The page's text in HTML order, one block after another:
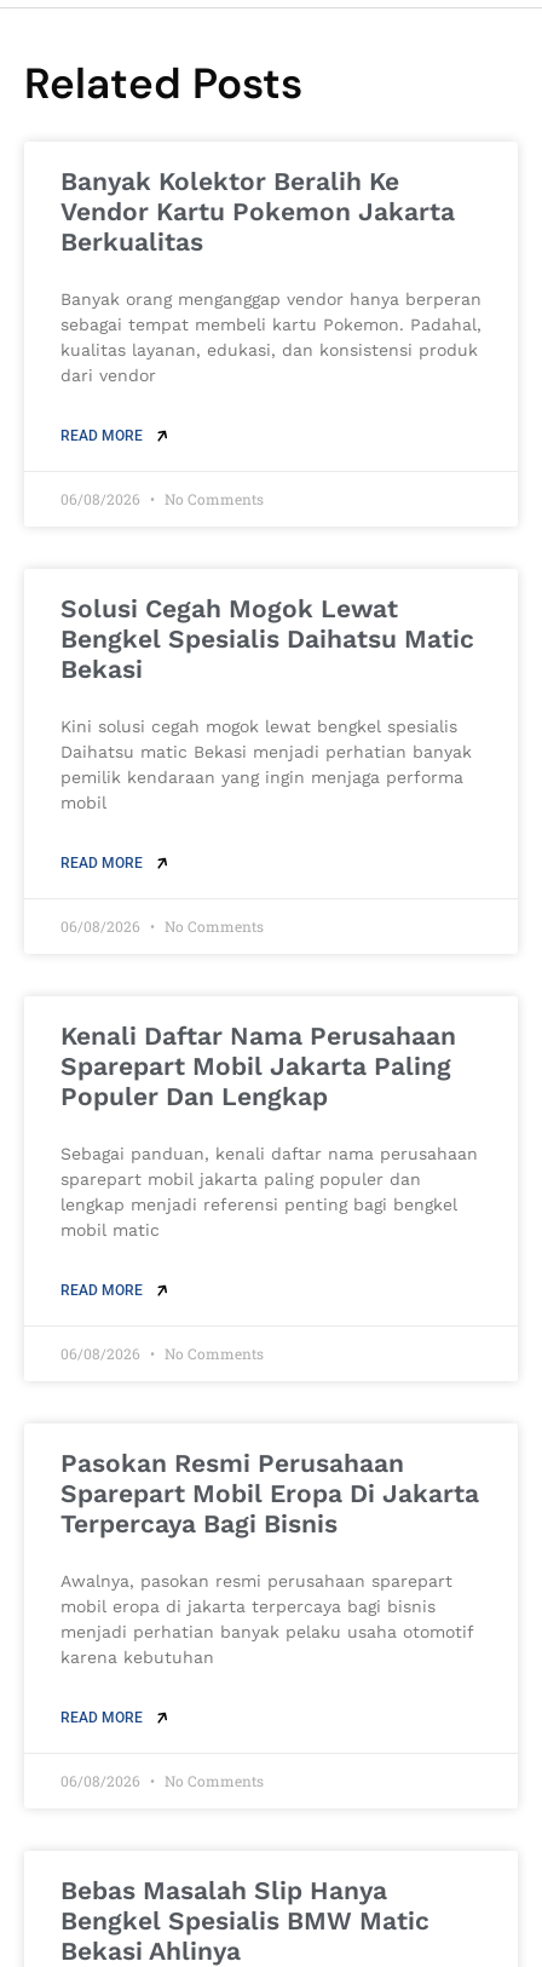
Related Posts
Banyak Kolektor Beralih Ke
Vendor Kartu Pokemon Jakarta
Berkualitas
Banyak orang menganggap vendor hanya berperan
sebagai tempat membeli kartu Pokemon. Padahal,
kualitas layanan, edukasi, dan konsistensi produk
dari vendor
READ MORE
06/08/2026 No Comments
Solusi Cegah Mogok Lewat
Bengkel Spesialis Daihatsu Matic
Bekasi
Kini solusi cegah mogok lewat bengkel spesialis
Daihatsu matic Bekasi menjadi perhatian banyak
pemilik kendaraan yang ingin menjaga performa
mobil
READ MORE
06/08/2026 No Comments
Kenali Daftar Nama Perusahaan
Sparepart Mobil Jakarta Paling
Populer Dan Lengkap
Sebagai panduan, kenali daftar nama perusahaan
sparepart mobil jakarta paling populer dan
lengkap menjadi referensi penting bagi bengkel
mobil matic
READ MORE
06/08/2026 No Comments
Pasokan Resmi Perusahaan
Sparepart Mobil Eropa Di Jakarta
Terpercaya Bagi Bisnis
Awalnya, pasokan resmi perusahaan sparepart
mobil eropa di jakarta terpercaya bagi bisnis
menjadi perhatian banyak pelaku usaha otomotif
karena kebutuhan
READ MORE
06/08/2026 No Comments
Bebas Masalah Slip Hanya
Bengkel Spesialis BMW Matic
Bekasi Ahlinya